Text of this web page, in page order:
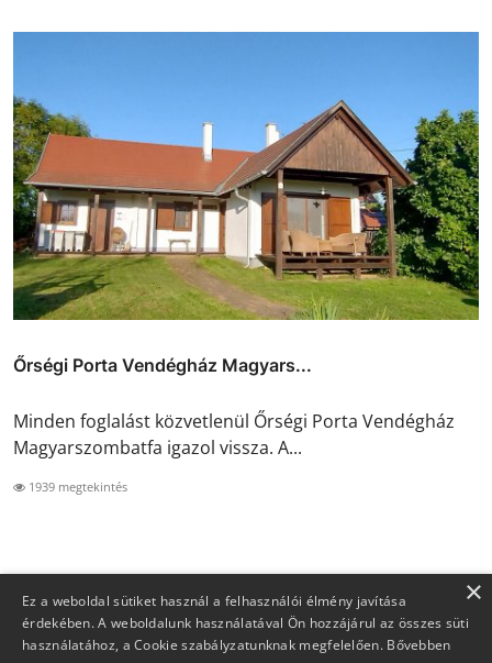
Őrségi Porta Vendégház Magyars...
Minden foglalást közvetlenül Őrségi Porta Vendégház
Magyarszombatfa igazol vissza. A...
1939 megtekintés
×
Ez a weboldal sütiket használ a felhasználói élmény javítása
érdekében. A weboldalunk használatával Ön hozzájárul az összes süti
használatához, a Cookie szabályzatunknak megfelelően. Bővebben